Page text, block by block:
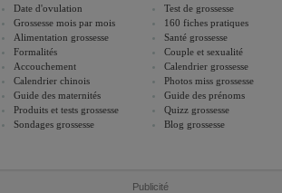
Date d'ovulation
Test de grossesse
Grossesse mois par mois
160 fiches pratiques
Alimentation grossesse
Santé grossesse
Formalités
Couple et sexualité
Accouchement
Calendrier grossesse
Calendrier chinois
Photos miss grossesse
Guide des maternités
Guide des prénoms
Produits et tests grossesse
Quizz grossesse
Sondages grossesse
Blog grossesse
Publicité